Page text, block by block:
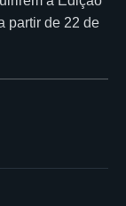
partir de 22 de